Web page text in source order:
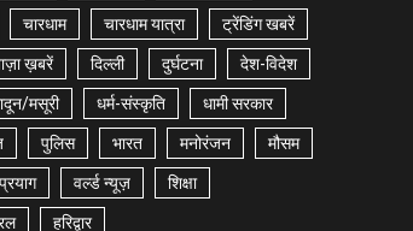
चारधाम चारधाम यात्रा ट्रेंडिंग खबरें
ख़बरें दिल्ली दुर्घटना देश-विदेश
मसूरी धर्म-संस्कृति धामी सरकार
पुलिस भारत मनोरंजन मौसम
वर्ल्ड न्यूज़ शिक्षा
हरिद्वार